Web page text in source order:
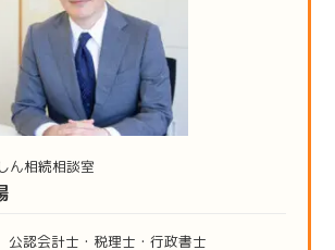
ん相続相談室
公認会計士・税理士・行政書士